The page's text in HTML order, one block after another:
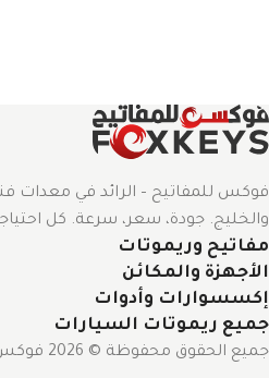
فوكس للمفاتيح – الرائد في معدات
والخليج. جودة، سعر، سرعة. كل
مفاتيح وريموتات
الأجهزة والمكائن
إكسسوارات وأدوات
جميع ريموتات السيارات
جميع الحقوق محفوظة © 2026 فوكس للمفاتيح